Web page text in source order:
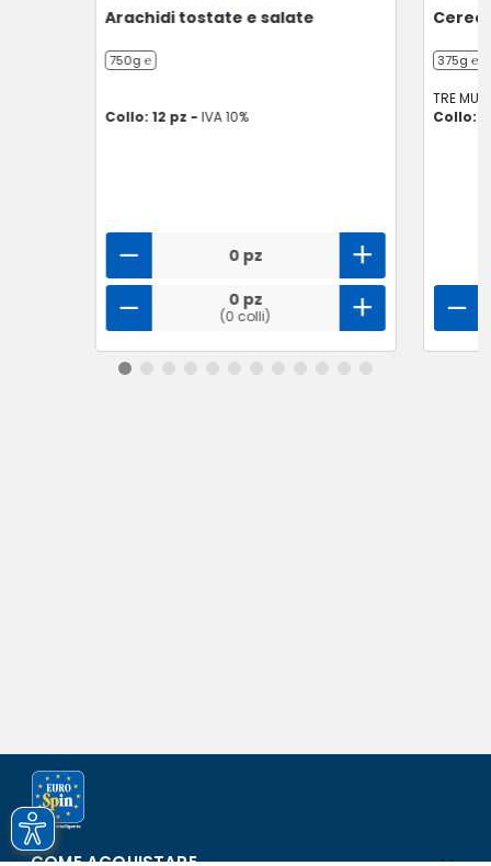
Arachidi tostate e salate
750g ℮
Collo: 12 pz - IVA 10%
0 pz
0 pz
(0 colli)
375g ℮
TRE
Collo: